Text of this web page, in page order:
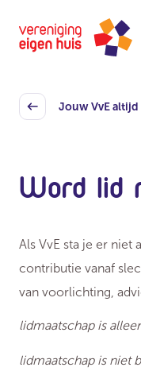
naar
hoofdinhoud
Homepage
Back
Jouw VvE
Word lid
Als VvE sta je er niet
contributie vanaf
van voorlichting,
lidmaatschap is
lidmaatschap is niet